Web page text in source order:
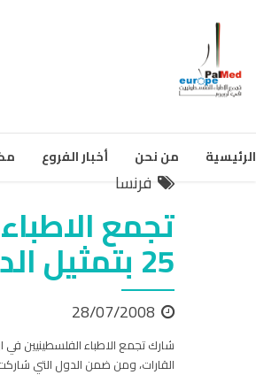
الرئيسية من نحن أخبار الفروع
فرنسا
تجمع
25 بتمثيل الدكتور محمد سالم
28/07/2008
القارات، ومن ضمن الدول التي